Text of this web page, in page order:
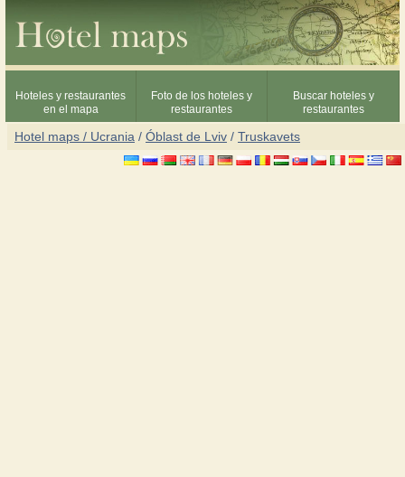
Hoteles y restaurantes
en el mapa
Foto de los hoteles y
restaurantes
Buscar hoteles y
restaurantes
Hotel maps / Ucrania / Óblast de Lviv / Truskavets